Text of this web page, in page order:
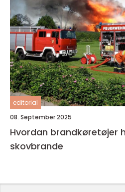
editorial
08. September 2025
Hvordan brandkøretøjer
skovbrande